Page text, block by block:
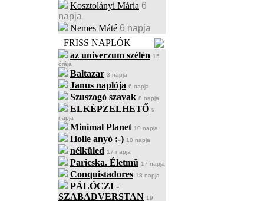
Kosztolányi Mária 6
napja
Nemes Máté 6 napja
FRISS NAPLÓK
az univerzum szélén 15
órája
Baltazar 3 napja
Janus naplója 6 napja
Szuszogó szavak 8 napja
ELKÉPZELHETŐ 9
napja
Minimal Planet 10 napja
Holle anyó :-) 10 napja
nélküled 17 napja
Paricska. Életmű 17 napja
Conquistadores 18 napja
PÁLÓCZI -
SZABADVERSTAN 19